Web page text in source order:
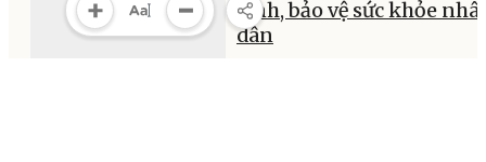
sinh, bảo vệ sức khỏe
dân